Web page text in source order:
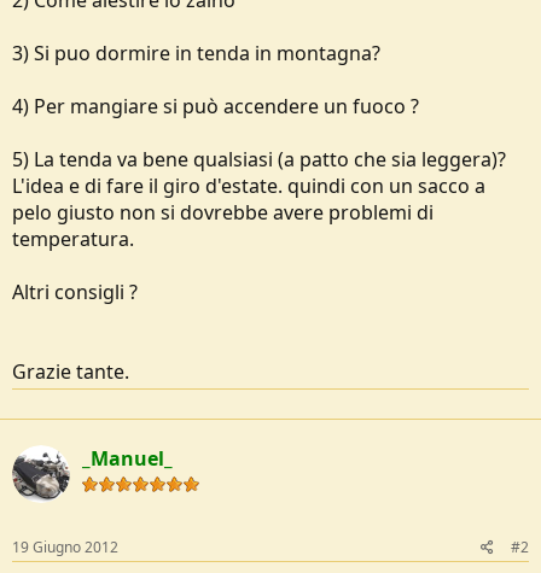
3) Si puo dormire in tenda in montagna?
4) Per mangiare si può accendere un fuoco ?
5) La tenda va bene qualsiasi (a patto che sia leggera)?
L'idea e di fare il giro d'estate. quindi con un sacco a
pelo giusto non si dovrebbe avere problemi di
temperatura.
Altri consigli ?
Grazie tante.
_Manuel_
19 Giugno 2012 #2